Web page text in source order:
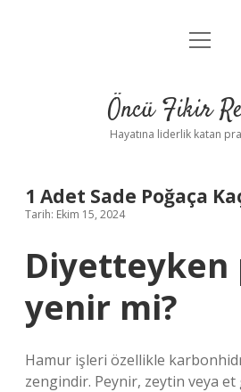
Anasayfa
Yasal Uyarı
menüyü
Öncü Fikir
Hayatına liderlik katan
1 Adet Sade Poğaça
Tarih: Ekim 15, 2024
Diyetteyken
yenir mi?
Hamur işleri özellikle
zengindir. Peynir, zeytin veya